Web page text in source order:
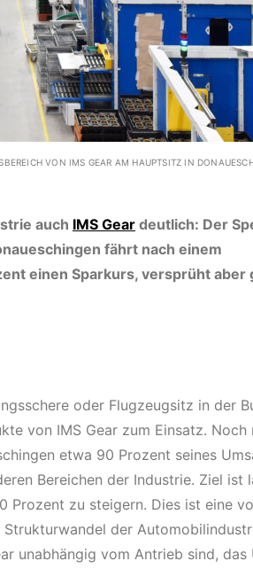
VON IMS GEAR AM HAUPTSITZ IN
auch IMS Gear deutlich: Der
fährt nach einem
einen Sparkurs, versprüht aber
oder Flugzeugsitz in der
von IMS Gear zum Einsatz. Noch
etwa 90 Prozent seines
Bereichen der Industrie. Ziel ist
Prozent zu steigern. Dies ist eine
der
unabhängig vom Antrieb sind, das